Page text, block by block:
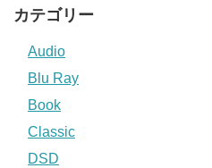
カテゴリー
Audio
Blu Ray
Book
Classic
DSD